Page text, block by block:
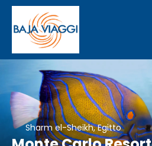
Sharm el-Sheikh, Egitto